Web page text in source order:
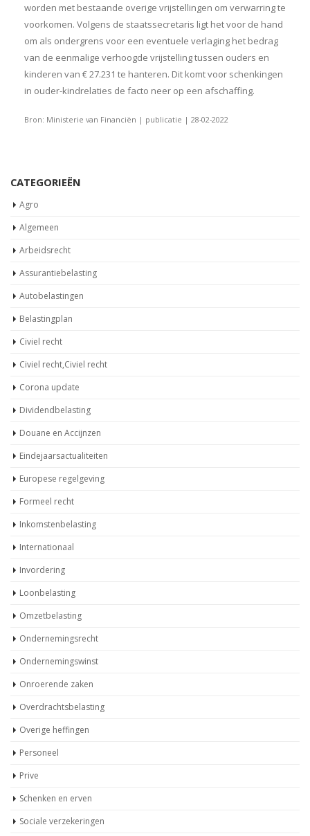
worden met bestaande overige vrijstellingen om verwarring te
voorkomen. Volgens de staatssecretaris ligt het voor de hand
om als ondergrens voor een eventuele verlaging het bedrag
van de eenmalige verhoogde vrijstelling tussen ouders en
kinderen van € 27.231 te hanteren. Dit komt voor schenkingen
in ouder-kindrelaties de facto neer op een afschaffing.
Bron: Ministerie van Financiën | publicatie | 28-02-2022
CATEGORIEËN
Agro
Algemeen
Arbeidsrecht
Assurantiebelasting
Autobelastingen
Belastingplan
Civiel recht
Civiel recht,Civiel recht
Corona update
Dividendbelasting
Douane en Accijnzen
Eindejaarsactualiteiten
Europese regelgeving
Formeel recht
Inkomstenbelasting
Internationaal
Invordering
Loonbelasting
Omzetbelasting
Ondernemingsrecht
Ondernemingswinst
Onroerende zaken
Overdrachtsbelasting
Overige heffingen
Personeel
Prive
Schenken en erven
Sociale verzekeringen